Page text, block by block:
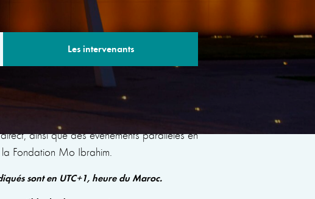
Les intervenants
des sessions avec des experts renommés qui
ainsi que des événements parallèles en
Fondation Mo Ibrahim.
sont en UTC+1, heure du Maroc.